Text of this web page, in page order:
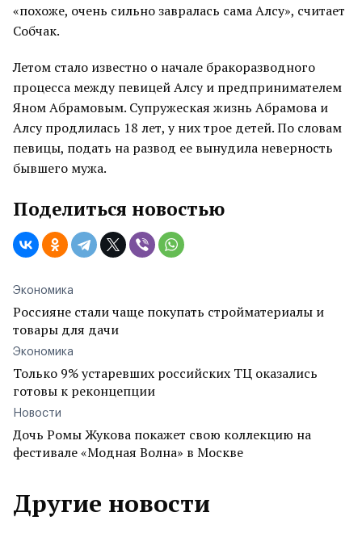
«похоже, очень сильно завралась сама Алсу», считает
Собчак.
Летом стало известно о начале бракоразводного
процесса между певицей Алсу и предпринимателем
Яном Абрамовым. Супружеская жизнь Абрамова и
Алсу продлилась 18 лет, у них трое детей. По словам
певицы, подать на развод ее вынудила неверность
бывшего мужа.
Поделиться новостью
Экономика
Россияне стали чаще покупать стройматериалы и
товары для дачи
Экономика
Только 9% устаревших российских ТЦ оказались
готовы к реконцепции
Новости
Дочь Ромы Жукова покажет свою коллекцию на
фестивале «Модная Волна» в Москве
Другие новости